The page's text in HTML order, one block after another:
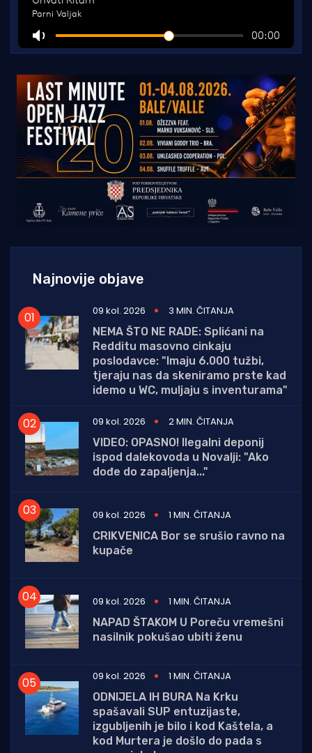
Najnovije objave
09 kol. 2026
3 MIN. ČITANJA
NEMA ŠTO NE RADE: Splićani na
Redditu masovno cinkaju
poslodavce: "Imaju 6.000 tužbi,
tjeraju nas da skeniramo prste kad
idemo u WC, muljaju s inventurama"
09 kol. 2026
2 MIN. ČITANJA
VIDEO: OPASNO! Ilegalni deponij
ispod dalekovoda u Novalji: "Ako
dođe do zapaljenja..."
09 kol. 2026
1 MIN. ČITANJA
CRIKVENICA Bor se srušio ravno na
kupače
09 kol. 2026
1 MIN. ČITANJA
NAPAD ŠTAKOM U Poreču vremešni
nasilnik pokušao ubiti ženu
09 kol. 2026
1 MIN. ČITANJA
ODNIJELA IH BURA Na Krku
spašavali SUP entuzijaste,
izgubljenih je bilo i kod Kaštela, a
kod Murtera je došlo do pada s